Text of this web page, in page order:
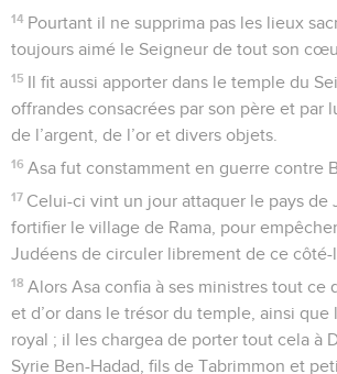
14 Pourtant il ne supprima pas les lieux
toujours aimé le Seigneur de tout son
15 Il fit aussi apporter dans le temple du
offrandes consacrées par son père et par
de l’argent, de l’or et divers objets.
16 Asa fut constamment en guerre contre
17 Celui-ci vint un jour attaquer le pays de
fortifier le village de Rama, pour
Judéens de circuler librement de ce côté-
18 Alors Asa confia à ses ministres tout ce
et d’or dans le trésor du temple, ainsi que
royal ; il les chargea de porter tout cela à
Syrie Ben-Hadad, fils de Tabrimmon et